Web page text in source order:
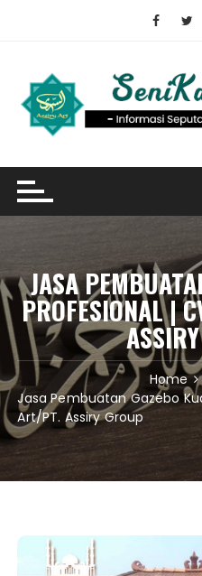
JASA
PROFESIONAL |
Home
Jasa Pembuatan Gazebo
Art/PT. Assiry Group